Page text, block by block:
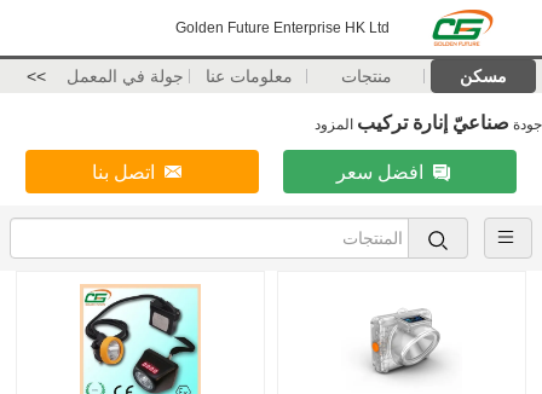
Golden Future Enterprise HK Ltd
مسكن منتجات معلومات عنا جولة في المعمل >>
جودة صناعيّ إنارة تركيب المزود
افضل سعر اتصل بنا